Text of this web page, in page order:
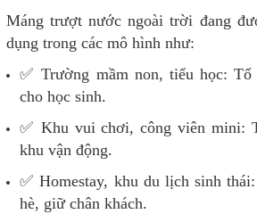
Máng trượt nước ngoài trời đang
dụng trong các mô hình như:
✅ Trường mầm non, tiểu học:
cho học sinh.
✅ Khu vui chơi, công viên mini:
khu vận động.
✅ Homestay, khu du lịch sinh
hè, giữ chân khách.